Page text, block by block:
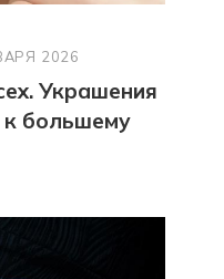
2026
Украшения
к большему